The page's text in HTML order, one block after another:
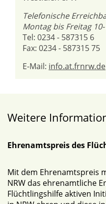
Telefonische
Montag bis Freitag
Tel: 0234 - 587315 6
Fax: 0234 - 587315 75
E-Mail: info.at.frnrw.de
Weitere
Ehrenamtspreis des
Mit dem Ehrenamtspreis
NRW das ehrenamtliche
Flüchtlingshilfe aktiven